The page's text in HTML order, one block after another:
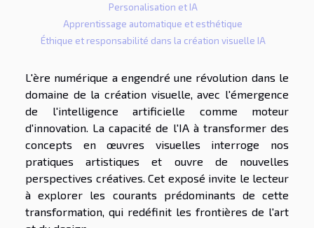
Personalisation et IA
Apprentissage automatique et esthétique
Éthique et responsabilité dans la création visuelle IA
L'ère numérique a engendré une révolution dans le
domaine de la création visuelle, avec l'émergence
de l'intelligence artificielle comme moteur
d'innovation. La capacité de l'IA à transformer des
concepts en œuvres visuelles interroge nos
pratiques artistiques et ouvre de nouvelles
perspectives créatives. Cet exposé invite le lecteur
à explorer les courants prédominants de cette
transformation, qui redéfinit les frontières de l'art